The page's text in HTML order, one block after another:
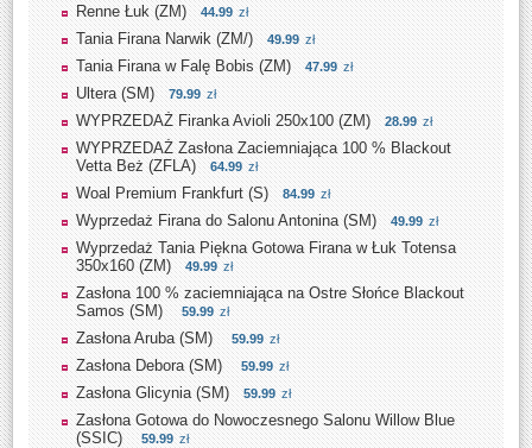
Renne Łuk (ZM) 44.99 zł
Tania Firana Narwik (ZM/) 49.99 zł
Tania Firana w Falę Bobis (ZM) 47.99 zł
Ultera (SM) 79.99 zł
WYPRZEDAŻ Firanka Avioli 250x100 (ZM) 28.99 zł
WYPRZEDAŻ Zasłona Zaciemniająca 100 % Blackout
Vetta Beż (ZFLA)
64.99 zł
Woal Premium Frankfurt (S) 84.99 zł
Wyprzedaż Firana do Salonu Antonina (SM) 49.99 zł
Wyprzedaż Tania Piękna Gotowa Firana w Łuk Totensa
350x160 (ZM)
49.99 zł
Zasłona 100 % zaciemniająca na Ostre Słońce Blackout
Samos (SM)
59.99 zł
Zasłona Aruba (SM) 59.99 zł
Zasłona Debora (SM) 59.99 zł
Zasłona Glicynia (SM) 59.99 zł
Zasłona Gotowa do Nowoczesnego Salonu Willow Blue
(SSIC)
59.99 zł